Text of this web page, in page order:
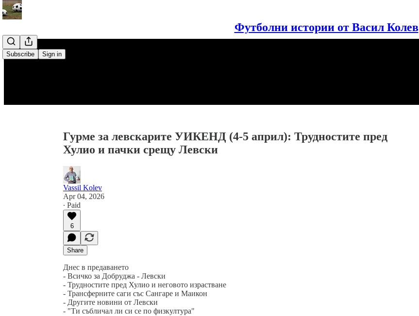
Футболни истории от Васил Колев
Subscribe Sign in
Гурме за левскарите УИКЕНД (4-5 април): Трудностите пред
Хулио и пачки срещу Левски
Vassil Kolev
Apr 04, 2026
∙ Paid
6
Share
Днес в предаването
- Всичко за Добруджа - Левски
- Трудностите пред Хулио и неговото израстване
- Трансферните саги със Сангаре и Маикон
- Другите новини от Левски
- "Ти събличал ли си се по физкултура"